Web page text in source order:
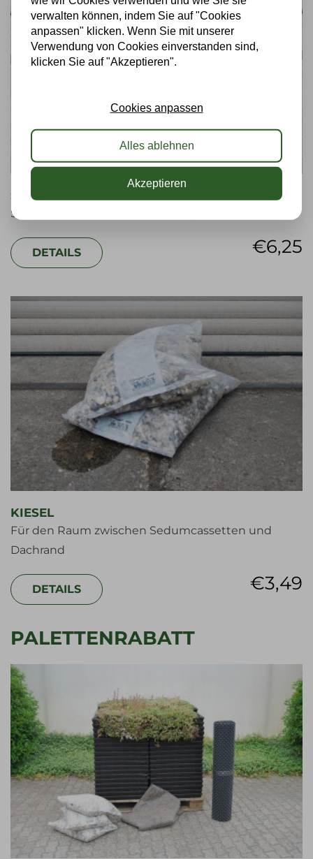
SEDUMKASSETTEN
Substrat, auf dem die Sedumvegetation wurzelt
€6,25
DETAILS
KIESEL
Für den Raum zwischen Sedumcassetten und
Dachrand
€3,49
DETAILS
PALETTENRABATT
verwalten können, indem Sie auf "Cookies
anpassen" klicken. Wenn Sie mit unserer
Verwendung von Cookies einverstanden sind,
klicken Sie auf "Akzeptieren".
Cookies anpassen
Alles ablehnen
Akzeptieren